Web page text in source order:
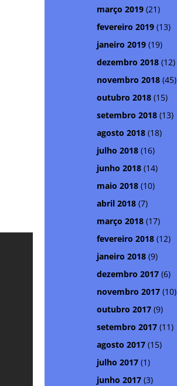
março 2019 (21)
fevereiro 2019 (13)
janeiro 2019 (19)
dezembro 2018 (12)
novembro 2018 (45)
outubro 2018 (15)
setembro 2018 (13)
agosto 2018 (18)
julho 2018 (16)
junho 2018 (14)
maio 2018 (10)
abril 2018 (7)
março 2018 (17)
fevereiro 2018 (12)
janeiro 2018 (9)
dezembro 2017 (6)
novembro 2017 (10)
outubro 2017 (9)
setembro 2017 (11)
agosto 2017 (15)
julho 2017 (1)
junho 2017 (3)